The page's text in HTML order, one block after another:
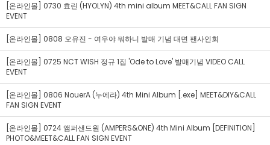
[온라인몰] 0730 효린 (HYOLYN) 4th mini album MEET&CALL FAN SIGN
EVENT
[온라인몰] 0808 오유진 - 여우야 뭐하니 발매 기념 대면 팬사인회
[온라인몰] 0725 NCT WISH 정규 1집 'Ode to Love' 발매기념 VIDEO CALL
EVENT
[온라인몰] 0806 NouerA (누에라) 4th Mini Album [.exe] MEET&DIY&CALL
FAN SIGN EVENT
[온라인몰] 0724 앰퍼샌드원 (AMPERS&ONE) 4th Mini Album [DEFINITION]
PHOTO&MEET&CALL FAN SIGN EVENT